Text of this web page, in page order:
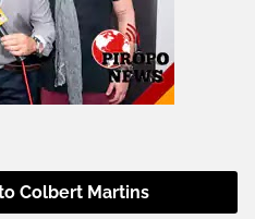
Colbert Martins